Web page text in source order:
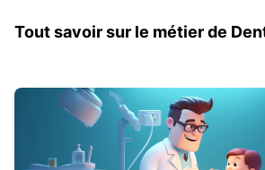
Tout savoir sur le métier de